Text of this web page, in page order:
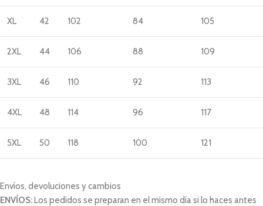
XL 42 102 84 105
2XL 44 106 88 109
3XL 46 110 92 113
4XL 48 114 96 117
5XL 50 118 100 121
Envíos, devoluciones y cambios
ENVÍOS:Los pedidos se preparan en el mismo día si lo haces antes